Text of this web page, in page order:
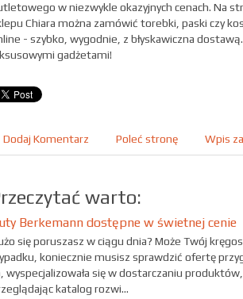
w niezwykle okazyjnych cenach. Na
Chiara można zamówić torebki, paski czy
- szybko, wygodnie, z błyskawiczna
gadżetami!
Dodaj Komentarz Poleć stronę Wpis
warto:
Berkemann dostępne w świetnej cenie
się poruszasz w ciągu dnia? Może Twój
koniecznie musisz sprawdzić ofertę
wyspecjalizowała się w dostarczaniu
katalog rozwi...